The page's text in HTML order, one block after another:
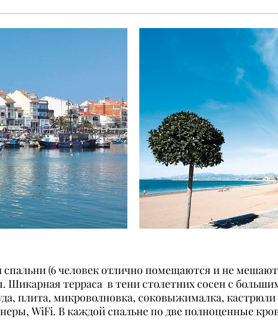
(6 человек отлично помещаются и не мешают
терраса в тени столетних сосен с
плита, микроволновка, соковыжималка,
WiFi. В каждой спальне по две полноценные